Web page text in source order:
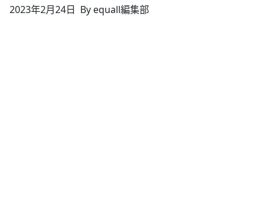
2023年2月24日 By equall編集部